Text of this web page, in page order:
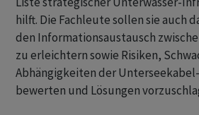
hilft. Die Fachleute sollen sie auch
den Informationsaustausch
zu erleichtern sowie Risiken,
Abhängigkeiten der
bewerten und Lösungen